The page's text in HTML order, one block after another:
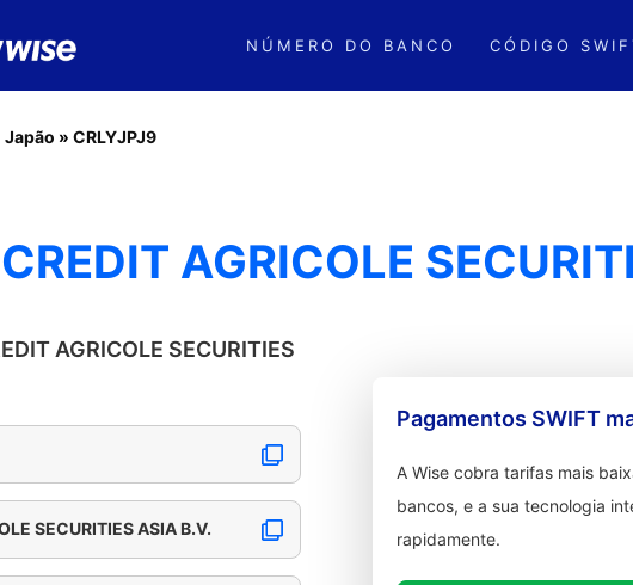
NÚMERO DO BANCO CÓDIGO
Japão » CRLYJPJ9
AGRICOLE
AGRICOLE SECURITIES
SECURITIES ASIA B.V.
Pagamentos SWIFT
A Wise cobra tarifas mais
bancos, e a sua tecnologia
rapidamente.